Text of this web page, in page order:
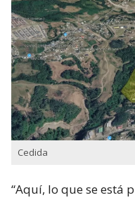
Cedida
“Aquí, lo que se está